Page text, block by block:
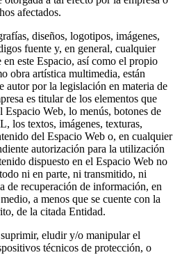
afectados.
diseños, logotipos, imágenes,
fuente y, en general, cualquier
este Espacio, así como el propio
obra artística multimedia, están
autor por la legislación en materia de
es titular de los elementos que
Web, lo menús, botones de
los textos, imágenes, texturas,
del Espacio Web o, en cualquier
autorización para la utilización
dispuesto en el Espacio Web no
ni en parte, ni transmitido, ni
de recuperación de información, en
a menos que se cuente con la
de la citada Entidad.
eludir y/o manipular el
técnicos de protección, o